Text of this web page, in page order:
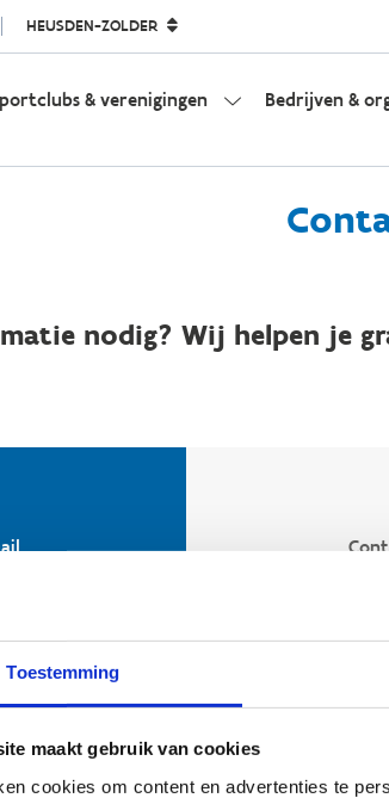
Toestemming
maakt gebruik van cookies
cookies om content en advertenties te
HEUSDEN-ZOLDER
& verenigingen Bedrijven &
nodig? Wij helpen je